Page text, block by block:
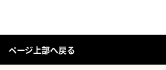
ページ上部へ戻る